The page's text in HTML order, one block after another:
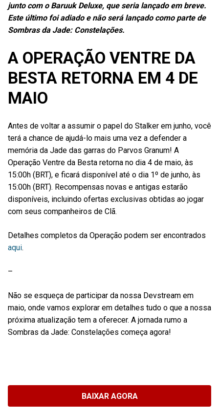
junto com o Baruuk Deluxe, que seria lançado em breve.
Este último foi adiado e não será lançado como parte de
Sombras da Jade: Constelações.
A OPERAÇÃO VENTRE DA
BESTA RETORNA EM 4 DE
MAIO
Antes de voltar a assumir o papel do Stalker em junho, você
terá a chance de ajudá-lo mais uma vez a defender a
memória da Jade das garras do Parvos Granum! A
Operação Ventre da Besta retorna no dia 4 de maio, às
15:00h (BRT), e ficará disponível até o dia 1º de junho, às
15:00h (BRT). Recompensas novas e antigas estarão
disponíveis, incluindo ofertas exclusivas obtidas ao jogar
com seus companheiros de Clã.
Detalhes completos da Operação podem ser encontrados
aqui.
–
Não se esqueça de participar da nossa Devstream em
maio, onde vamos explorar em detalhes tudo o que a nossa
próxima atualização tem a oferecer. A jornada rumo a
Sombras da Jade: Constelações começa agora!
BAIXAR AGORA